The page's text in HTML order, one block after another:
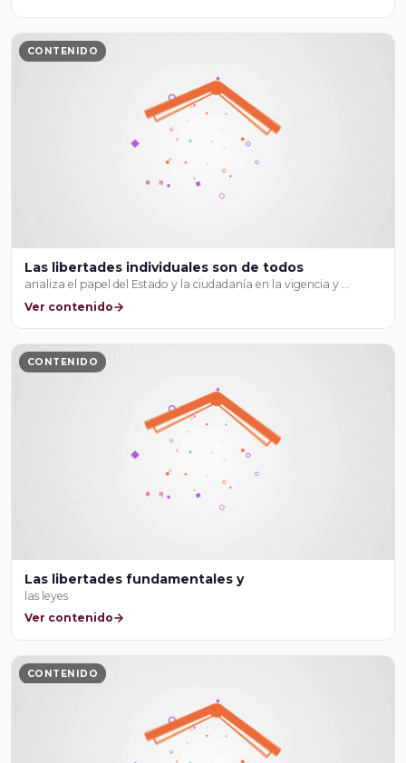
CONTENIDO
Las libertades individuales son de todos
analiza el papel del Estado y la ciudadanía en la vigencia y …
Ver contenido
CONTENIDO
Las libertades fundamentales y
las leyes
Ver contenido
CONTENIDO